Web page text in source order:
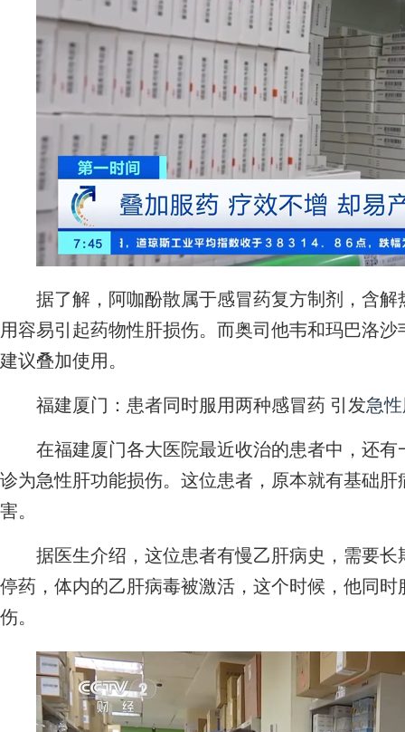
据了解，阿咖酚散属于感冒药复方制剂，含解
用容易引起药物性肝损伤。而奥司他韦和玛巴洛
建议叠加使用。
福建厦门：患者同时服用两种感冒药 引发急
在福建厦门各大医院最近收治的患者中，还有
诊为急性肝功能损伤。这位患者，原本就有基础
害。
据医生介绍，这位患者有慢乙肝病史，需要长
停药，体内的乙肝病毒被激活，这个时候，他同
伤。